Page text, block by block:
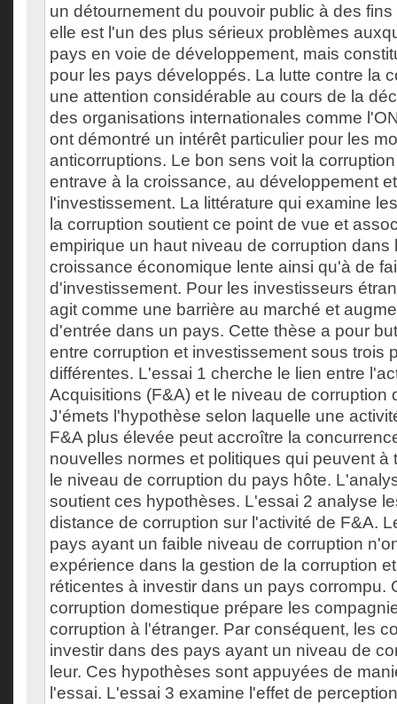
un détournement du pouvoir public à des
elle est l'un des plus sérieux problèmes
pays en voie de développement, mais
pour les pays développés. La lutte contre la
une attention considérable au cours de la
des organisations internationales comme
ont démontré un intérêt particulier pour les
anticorruptions. Le bon sens voit la
entrave à la croissance, au développement
l'investissement. La littérature qui examine
la corruption soutient ce point de vue et
empirique un haut niveau de corruption dans
croissance économique lente ainsi qu'à de
d'investissement. Pour les investisseurs
agit comme une barrière au marché et
d'entrée dans un pays. Cette thèse a pour
entre corruption et investissement sous trois
différentes. L'essai 1 cherche le lien entre
Acquisitions (F&A) et le niveau de corruption
J'émets l'hypothèse selon laquelle une
F&A plus élevée peut accroître la
nouvelles normes et politiques qui peuvent à
le niveau de corruption du pays hôte.
soutient ces hypothèses. L'essai 2 analyse
distance de corruption sur l'activité de F&A.
pays ayant un faible niveau de corruption
expérience dans la gestion de la corruption
réticentes à investir dans un pays corrompu.
corruption domestique prépare les
corruption à l'étranger. Par conséquent, les
investir dans des pays ayant un niveau de
leur. Ces hypothèses sont appuyées de
l'essai. L'essai 3 examine l'effet de